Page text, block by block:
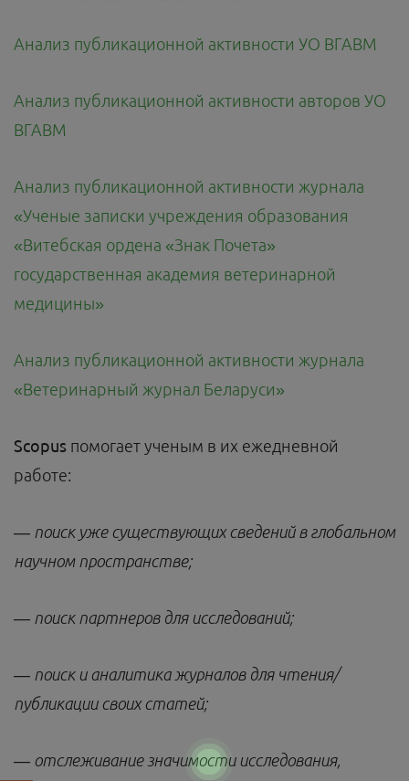
Анализ публикационной активности УО ВГАВМ
Анализ публикационной активности авторов УО
ВГАВМ
Анализ публикационной активности журнала
«Ученые записки учреждения образования
«Витебская ордена «Знак Почета»
государственная академия ветеринарной
медицины»
Анализ публикационной активности журнала
«Ветеринарный журнал Беларуси»
Scopus помогает ученым в их ежедневной
работе:
— поиск уже существующих сведений в глобальном
научном пространстве;
— поиск партнеров для исследований;
— поиск и аналитика журналов для чтения/
публикации своих статей;
— отслеживание значимости исследования,